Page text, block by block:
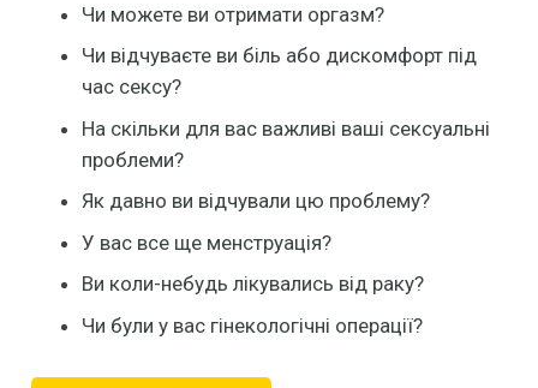
Чи можете ви отримати оргазм?
Чи відчуваєте ви біль або дискомфорт під
час сексу?
На скільки для вас важливі ваші сексуальні
проблеми?
Як давно ви відчували цю проблему?
У вас все ще менструація?
Ви коли-небудь лікувались від раку?
Чи були у вас гінекологічні операції?